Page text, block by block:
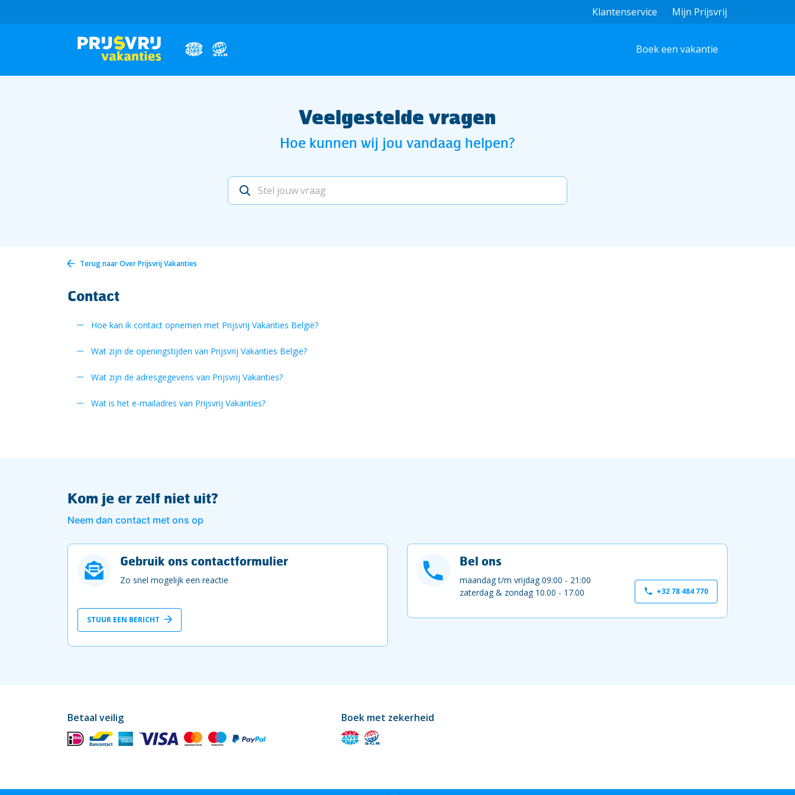
Klantenservice Mijn Prijsvrij
Boek een vakantie
Veelgestelde vragen
Hoe kunnen wij jou vandaag helpen?
Terug naarOver Prijsvrij Vakanties
Contact
Hoe kan ik contact opnemen met Prijsvrij Vakanties België?
Wat zijn de openingstijden van Prijsvrij Vakanties België?
Wat zijn de adresgegevens van Prijsvrij Vakanties?
Wat is het e-mailadres van Prijsvrij Vakanties?
Kom je er zelf niet uit?
Neem dan contact met ons op
Gebruik ons contactformulier
Zo snel mogelijk een reactie
STUUR EEN BERICHT
Bel ons
maandag t/m vrijdag 09:00 - 21:00
zaterdag & zondag 10.00 - 17.00
+32 78 484 770
Betaal veilig Boek met zekerheid